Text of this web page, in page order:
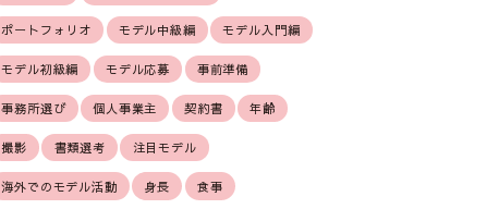
ポートフォリオ モデル中級編 モデル入門編
モデル初級編 モデル応募 事前準備
事務所選び 個人事業主 契約書 年齢
撮影 書類選考 注目モデル
海外でのモデル活動 身長 食事